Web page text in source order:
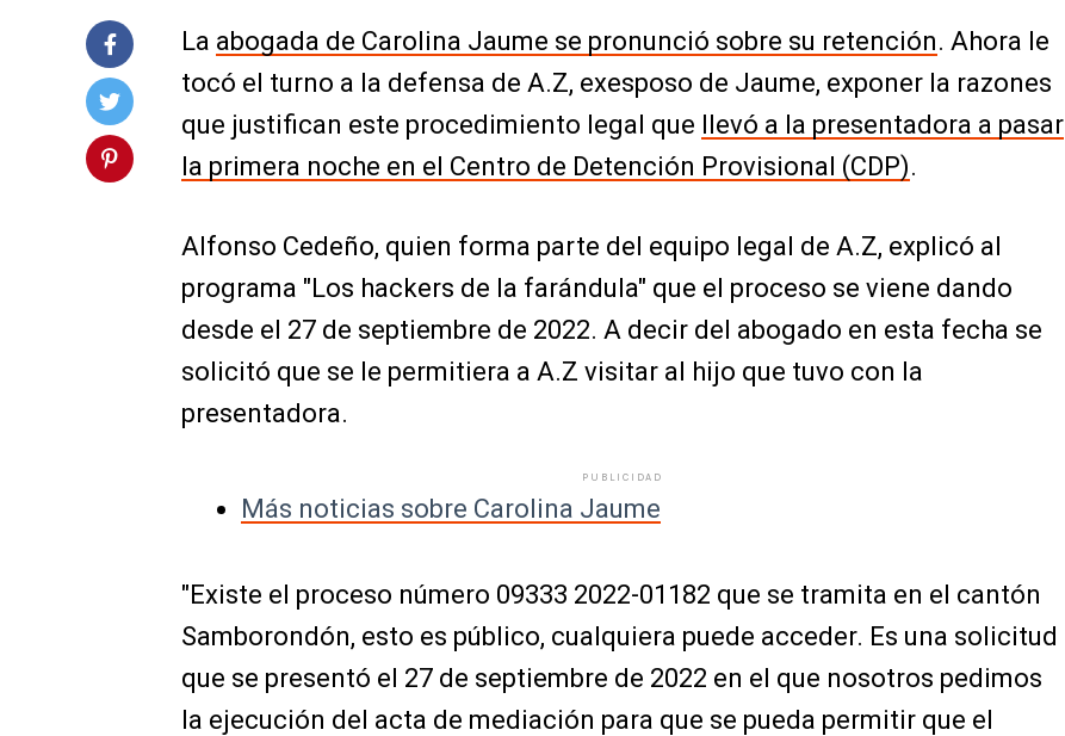
La abogada de Carolina Jaume se pronunció sobre su retención. Ahora le
tocó el turno a la defensa de A.Z, exesposo de Jaume, exponer la razones
que justifican este procedimiento legal que llevó a la presentadora a pasar
la primera noche en el Centro de Detención Provisional (CDP).
Alfonso Cedeño, quien forma parte del equipo legal de A.Z, explicó al
programa "Los hackers de la farándula" que el proceso se viene dando
desde el 27 de septiembre de 2022. A decir del abogado en esta fecha se
solicitó que se le permitiera a A.Z visitar al hijo que tuvo con la
presentadora.
PUBLICIDAD
Más noticias sobre Carolina Jaume
"Existe el proceso número 09333 2022-01182 que se tramita en el cantón
Samborondón, esto es público, cualquiera puede acceder. Es una solicitud
que se presentó el 27 de septiembre de 2022 en el que nosotros pedimos
la ejecución del acta de mediación para que se pueda permitir que el